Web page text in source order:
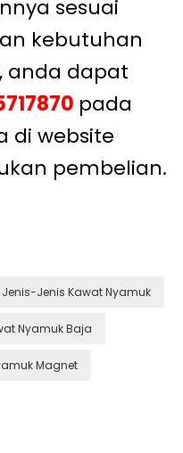
sesuai
kebutuhan
anda dapat
pada
di website
pembelian.
Jenis-Jenis Kawat Nyamuk
Nyamuk Baja
Magnet